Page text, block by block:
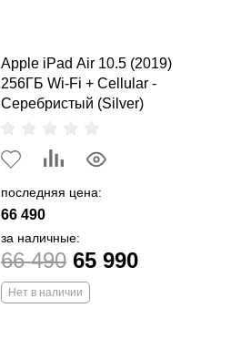
Apple iPad Air 10.5 (2019)
256ГБ Wi-Fi + Cellular -
Серебристый (Silver)
последняя цена:
66 490
за наличные:
66 490 65 990
Нет в наличии